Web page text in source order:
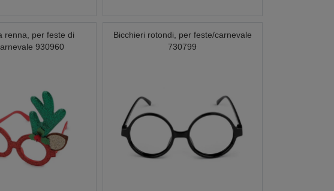
renna, per feste di
930960
Bicchieri rotondi, per feste/carnevale
730799